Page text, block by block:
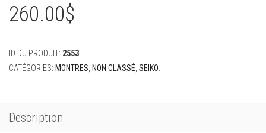
260.00$
ID DU PRODUIT: 2553
CATÉGORIES: MONTRES NON CLASSÉ SEIKO
Description